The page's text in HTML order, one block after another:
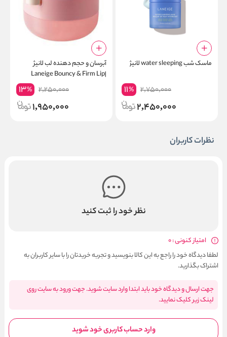
ماسک شب water sleeping لانیژ
2,750,000
11%
2,450,000
آبرسان و حجم دهنده لب لانیژ
|Laneige Bouncy & Firm Lip
2,250,000
13%
1,950,000
نظرات کاربران
نظر خود را ثبت کنید
امتیاز کنونی : 0
لطفا دیدگاه خود را راجع به این کالا بنویسید و تجربه خریدتان را با سایر کاربران به
اشتراک بگذارید.
جهت ارسال و دیدگاه خود باید ابتدا وارد سایت شوید. جهت ورود به سایت روی
لینک زیر کلیک نمایید.
وارد حساب کاربری خود شوید